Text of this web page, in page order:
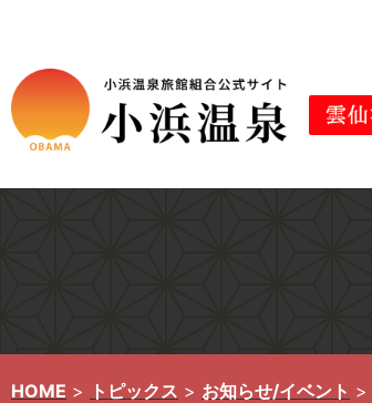
テ
ツ
HOME > トピックス > お知らせ/イベント >